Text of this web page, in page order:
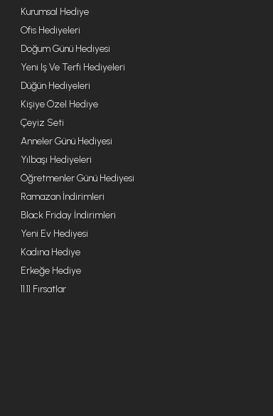
Kurumsal Hediye
Ofis Hediyeleri
Doğum Günü Hediyesi
Yeni Iş Ve Terfi Hediyeleri
Düğün Hediyeleri
Kişiye Özel Hediye
Çeyiz Seti
Anneler Günü Hediyesi
Yılbaşı Hediyeleri
Öğretmenler Günü Hediyesi
Ramazan İndirimleri
Black Friday İndirimleri
Yeni Ev Hediyesi
Kadına Hediye
Erkeğe Hediye
11.11 Fırsatlar